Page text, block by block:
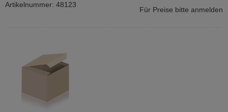
Artikelnummer: 48123
Für Preise bitte anmelden